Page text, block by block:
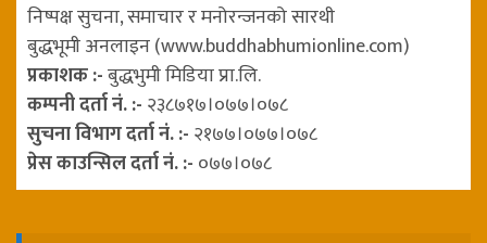
निष्पक्ष सुचना, समाचार र मनोरन्जनको सारथी
बुद्धभूमी अनलाइन (www.buddhabhumionline.com)
प्रकाशक :-बुद्धभुमी मिडिया प्रा.लि.
कम्पनी दर्ता नं. :- २३८७१७।०७७।०७८
सुचना विभाग दर्ता नं. :- २१७७।०७७।०७८
प्रेस काउन्सिल दर्ता नं. :- ०७७।०७८